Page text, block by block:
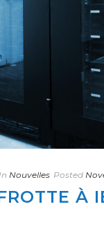
In Nouvelles Posted
À